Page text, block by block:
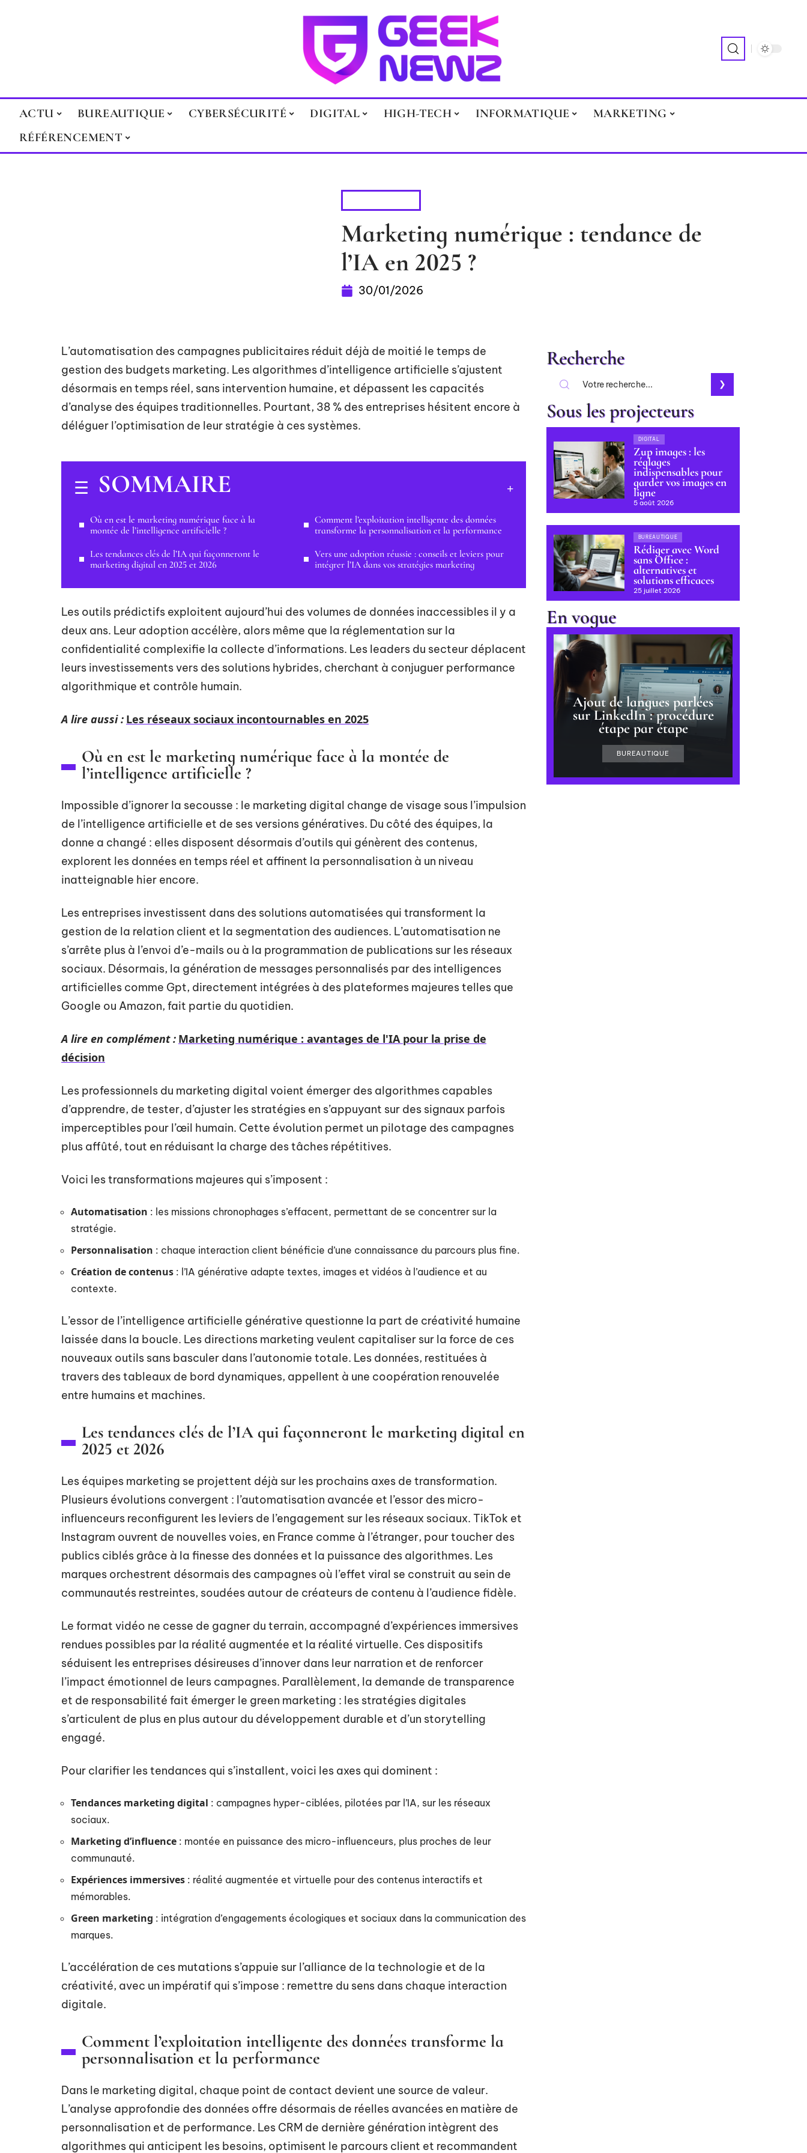
ACTU BUREAUTIQUE CYBERSÉCURITÉ DIGITAL HIGH-TECH INFORMATIQUE
MARKETING
RÉFÉRENCEMENT
Marketing numérique : tendance de
l’IA en 2025 ?
30/01/2026
L’automatisation des campagnes publicitaires réduit déjà de moitié le temps de
gestion des budgets marketing. Les algorithmes d’intelligence artificielle s’ajustent
désormais en temps réel, sans intervention humaine, et dépassent les capacités
d’analyse des équipes traditionnelles. Pourtant, 38 % des entreprises hésitent encore à
déléguer l’optimisation de leur stratégie à ces systèmes.
SOMMAIRE
Où en est le marketing numérique face à la
montée de l’intelligence artificielle ?
Les tendances clés de l’IA qui façonneront le
marketing digital en 2025 et 2026
Comment l’exploitation intelligente des données
transforme la personnalisation et la performance
Vers une adoption réussie : conseils et leviers pour
intégrer l’IA dans vos stratégies marketing
Les outils prédictifs exploitent aujourd’hui des volumes de données inaccessibles il y a
deux ans. Leur adoption accélère, alors même que la réglementation sur la
confidentialité complexifie la collecte d’informations. Les leaders du secteur déplacent
leurs investissements vers des solutions hybrides, cherchant à conjuguer performance
algorithmique et contrôle humain.
A lire aussi : Les réseaux sociaux incontournables en 2025
Où en est le marketing numérique face à la montée de
l’intelligence artificielle ?
Impossible d’ignorer la secousse : le marketing digital change de visage sous l’impulsion
de l’intelligence artificielle et de ses versions génératives. Du côté des équipes, la
donne a changé : elles disposent désormais d’outils qui génèrent des contenus,
explorent les données en temps réel et affinent la personnalisation à un niveau
inatteignable hier encore.
Les entreprises investissent dans des solutions automatisées qui transforment la
gestion de la relation client et la segmentation des audiences. L’automatisation ne
s’arrête plus à l’envoi d’e-mails ou à la programmation de publications sur les réseaux
sociaux. Désormais, la génération de messages personnalisés par des intelligences
artificielles comme Gpt, directement intégrées à des plateformes majeures telles que
Google ou Amazon, fait partie du quotidien.
A lire en complément : Marketing numérique : avantages de l'IA pour la prise de
décision
Les professionnels du marketing digital voient émerger des algorithmes capables
d’apprendre, de tester, d’ajuster les stratégies en s’appuyant sur des signaux parfois
imperceptibles pour l’œil humain. Cette évolution permet un pilotage des campagnes
plus affûté, tout en réduisant la charge des tâches répétitives.
Voici les transformations majeures qui s’imposent :
Automatisation : les missions chronophages s’effacent, permettant de se concentrer sur la
stratégie.
Personnalisation : chaque interaction client bénéficie d’une connaissance du parcours plus fine.
Création de contenus : l’IA générative adapte textes, images et vidéos à l’audience et au
contexte.
L’essor de l’intelligence artificielle générative questionne la part de créativité humaine
laissée dans la boucle. Les directions marketing veulent capitaliser sur la force de ces
nouveaux outils sans basculer dans l’autonomie totale. Les données, restituées à
travers des tableaux de bord dynamiques, appellent à une coopération renouvelée
entre humains et machines.
Les tendances clés de l’IA qui façonneront le marketing digital en
2025 et 2026
Les équipes marketing se projettent déjà sur les prochains axes de transformation.
Plusieurs évolutions convergent : l’automatisation avancée et l’essor des micro-
influenceurs reconfigurent les leviers de l’engagement sur les réseaux sociaux. TikTok et
Instagram ouvrent de nouvelles voies, en France comme à l’étranger, pour toucher des
publics ciblés grâce à la finesse des données et la puissance des algorithmes. Les
marques orchestrent désormais des campagnes où l’effet viral se construit au sein de
communautés restreintes, soudées autour de créateurs de contenu à l’audience fidèle.
Le format vidéo ne cesse de gagner du terrain, accompagné d’expériences immersives
rendues possibles par la réalité augmentée et la réalité virtuelle. Ces dispositifs
séduisent les entreprises désireuses d’innover dans leur narration et de renforcer
l’impact émotionnel de leurs campagnes. Parallèlement, la demande de transparence
et de responsabilité fait émerger le green marketing : les stratégies digitales
s’articulent de plus en plus autour du développement durable et d’un storytelling
engagé.
Pour clarifier les tendances qui s’installent, voici les axes qui dominent :
Tendances marketing digital : campagnes hyper-ciblées, pilotées par l’IA, sur les réseaux
sociaux.
Marketing d’influence : montée en puissance des micro-influenceurs, plus proches de leur
communauté.
Expériences immersives : réalité augmentée et virtuelle pour des contenus interactifs et
mémorables.
Green marketing : intégration d’engagements écologiques et sociaux dans la communication des
marques.
L’accélération de ces mutations s’appuie sur l’alliance de la technologie et de la
créativité, avec un impératif qui s’impose : remettre du sens dans chaque interaction
digitale.
Comment l’exploitation intelligente des données transforme la
personnalisation et la performance
Dans le marketing digital, chaque point de contact devient une source de valeur.
L’analyse approfondie des données offre désormais de réelles avancées en matière de
personnalisation et de performance. Les CRM de dernière génération intègrent des
algorithmes qui anticipent les besoins, optimisent le parcours client et recommandent
Recherche
Sous les projecteurs
DIGITAL
Zup images : les
réglages
indispensables pour
garder vos images en
ligne
5 août 2026
BUREAUTIQUE
Rédiger avec Word
sans Office :
alternatives et
solutions efficaces
25 juillet 2026
En vogue
Ajout de langues parlées
sur LinkedIn : procédure
étape par étape
BUREAUTIQUE